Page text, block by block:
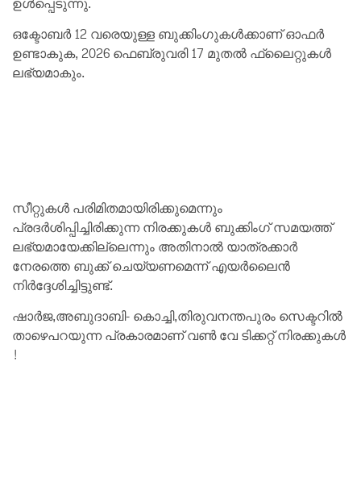
ഒക്ടോബർ 12 വരെയുള്ള ബുക്കിംഗുകൾക്കാണ് ഓഫർ
ഉണ്ടാകുക, 2026 ഫെബ്രുവരി 17 മുതൽ ഫ്ലൈറ്റുകൾ
ലഭ്യമാകും.
സീറ്റുകൾ പരിമിതമായിരിക്കുമെന്നും
പ്രദർശിപ്പിച്ചിരിക്കുന്ന നിരക്കുകൾ ബുക്കിംഗ് സമയത്ത്
ലഭ്യമായേക്കില്ലെന്നും അതിനാൽ യാത്രക്കാർ
നേരത്തെ ബുക്ക് ചെയ്യണമെന്ന് എയർലൈൻ
നിർദ്ദേശിച്ചിട്ടുണ്ട്‌.
ഷാർജ,അബുദാബി- കൊച്ചി,തിരുവനന്തപുരം സെക്ടറിൽ
താഴെപറയുന്ന പ്രകാരമാണ് വൺ വേ ടിക്കറ്റ് നിരക്കുകൾ
!